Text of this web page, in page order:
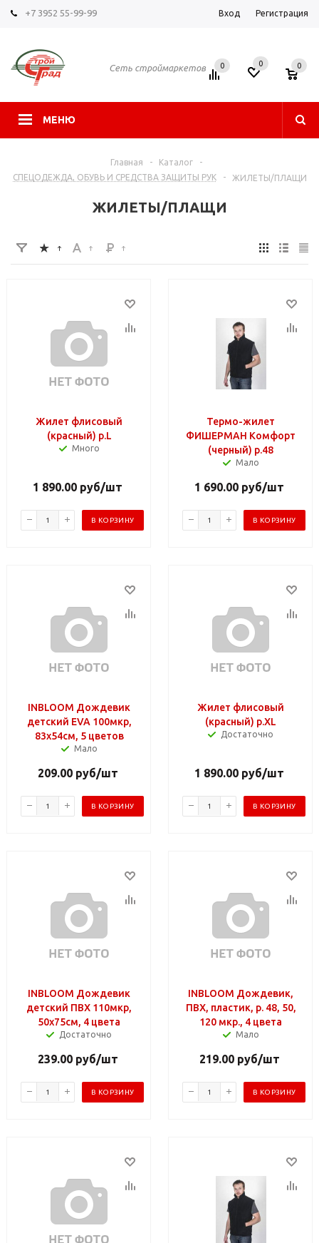
+7 3952 55-99-99 Вход Регистрация
Сеть строймаркетов
МЕНЮ
0 0 0
Главная - Каталог
-
СПЕЦОДЕЖДА, ОБУВЬ И СРЕДСТВА ЗАЩИТЫ РУК
- ЖИЛЕТЫ/ПЛАЩИ
ЖИЛЕТЫ/ПЛАЩИ
Жилет флисовый
(красный) р.L
Много
1 890.00 руб/шт
В КОРЗИНУ
Термо-жилет
ФИШЕРМАН Комфорт
(черный) р.48
Мало
1 690.00 руб/шт
В КОРЗИНУ
INBLOOM Дождевик
детский EVA 100мкр,
83х54см, 5 цветов
Мало
209.00руб/шт
В КОРЗИНУ
Жилет флисовый
(красный) р.XL
Достаточно
1 890.00 руб/шт
В КОРЗИНУ
INBLOOM Дождевик
детский ПВХ 110мкр,
50х75см, 4 цвета
Достаточно
239.00руб/шт
В КОРЗИНУ
INBLOOM Дождевик,
ПВХ, пластик, р. 48, 50,
120 мкр., 4 цвета
Мало
219.00руб/шт
В КОРЗИНУ